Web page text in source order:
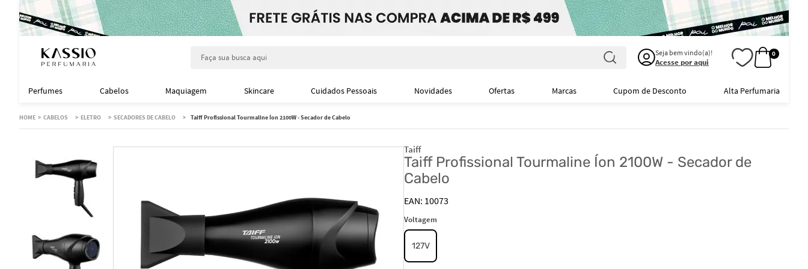
Seja bem vindo(a)!
Acesse por aqui
0
Perfumes Cabelos Maquiagem Skincare Cuidados Pessoais Novidades Ofertas Marcas Cupom de Desconto Alta Perfumaria
CABELOS ELETRO SECADORES DE CABELO Taiff Profissional Tourmaline Íon 2100W - Secador de Cabelo
Taiff
Taiff Profissional Tourmaline Íon 2100W - Secador de
Cabelo
10073
Voltagem
127V